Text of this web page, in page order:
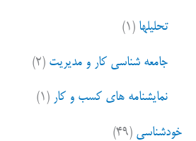
تحلیلها (۱)
جامعه شناسی کار و مدیریت (۲)
نمایشنامه های کسب و کار (۱)
خودشناسی (۴۹)